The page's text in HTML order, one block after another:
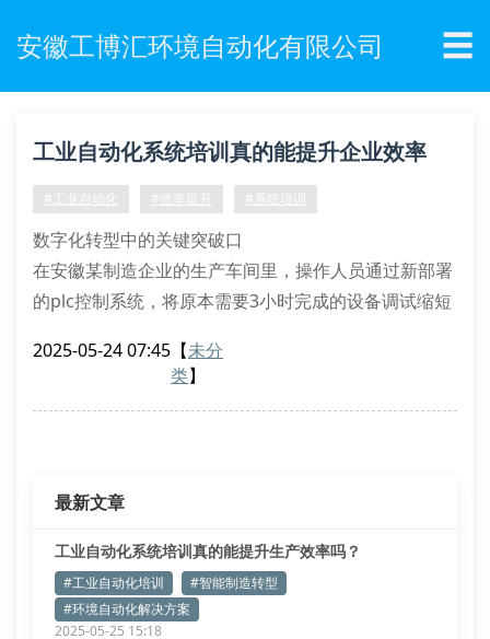
安徽工博汇环境自动化有限公司 ☰
工业自动化系统培训真的能提升企业效率
吗？
#工业自动化 #效率提升 #系统培训
数字化转型中的关键突破口
在安徽某制造企业的生产车间里，操作人员通过新部署
的plc控制系统，将原本需要3小时完成的设备调试缩短
业自动化系统培训正在成为企业突破效率瓶颈的重要推
2025-05-24 07:45 【未分
类】
最新文章
工业自动化系统培训真的能提升生产效率吗？
#工业自动化培训
#智能制造转型
#环境自动化解决方案
2025-05-25 15:18